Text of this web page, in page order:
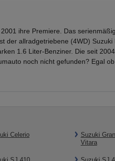
ihre Premiere. Das
der allradgetriebene (4WD)
1.6 Liter-Benziner. Die seit
noch nicht gefunden? Egal
Celerio
Suzuki
Vitara